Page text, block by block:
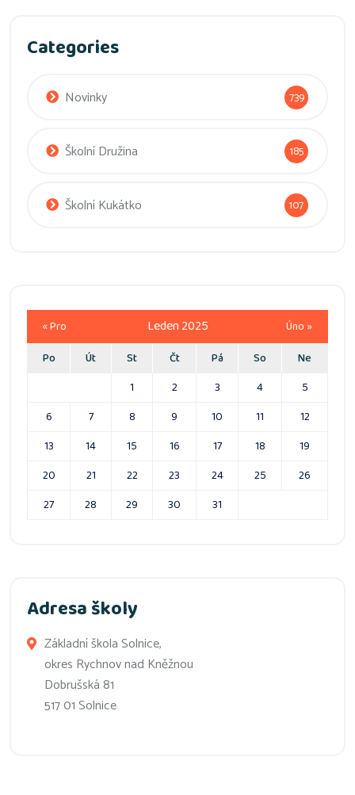
Categories
Novinky 739
Školní Družina 185
Školní Kukátko 107
Leden 2025
Po Út St Čt Pá So
Ne
1
2 3 4
5
6
7 8 9 10 11
12
13
14 15 16 17 18
19
20
21 22 23 24 25
26
27
28 29 30 31
« Pro Úno »
Adresa školy
Základní škola Solnice,
okres Rychnov nad Kněžnou
Dobrušská 81
517 01 Solnice